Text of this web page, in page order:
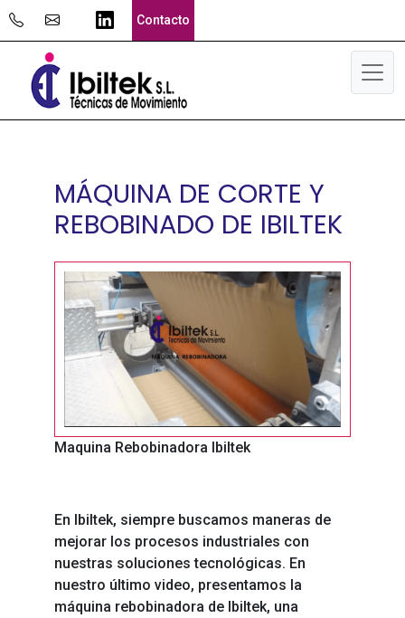
Skip
content
Se abrirá nueva ventana
Contacto
MÁQUINA DE CORTE Y
REBOBINADO DE IBILTEK
Maquina Rebobinadora Ibiltek
En Ibiltek, siempre buscamos maneras de
mejorar los procesos industriales con
nuestras soluciones tecnológicas. En
nuestro último video, presentamos la
máquina rebobinadora de Ibiltek, una